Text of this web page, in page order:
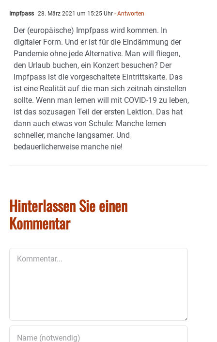
Impfpass 28. März 2021 um 15:25 Uhr - Antworten
Der (europäische) Impfpass wird kommen. In
digitaler Form. Und er ist für die Eindämmung der
Pandemie ohne jede Alternative. Man will fliegen,
den Urlaub buchen, ein Konzert besuchen? Der
Impfpass ist die vorgeschaltete Eintrittskarte. Das
ist eine Realität auf die man sich zeitnah einstellen
sollte. Wenn man lernen will mit COVID-19 zu leben,
ist das sozusagen Teil der ersten Lektion. Das hat
dann auch etwas von Schule: Manche lernen
schneller, manche langsamer. Und
bedauerlicherweise manche nie!
Hinterlassen Sie einen
Kommentar